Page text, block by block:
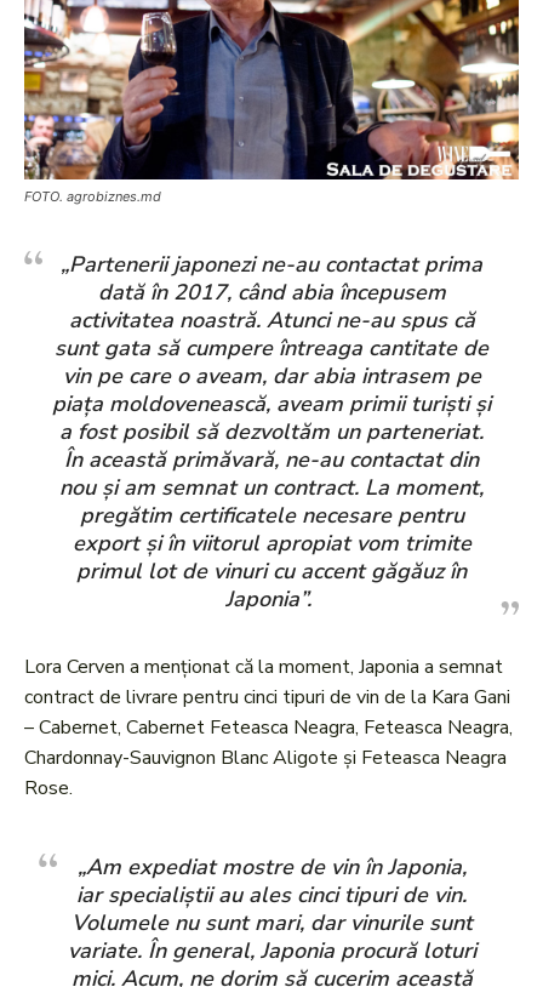
FOTO. agrobiznes.md
„Partenerii japonezi ne-au contactat prima
dată în 2017, când abia începusem
activitatea noastră. Atunci ne-au spus că
sunt gata să cumpere întreaga cantitate de
vin pe care o aveam, dar abia intrasem pe
piața moldovenească, aveam primii turiști și
a fost posibil să dezvoltăm un parteneriat.
În această primăvară, ne-au contactat din
nou și am semnat un contract. La moment,
pregătim certificatele necesare pentru
export și în viitorul apropiat vom trimite
primul lot de vinuri cu accent găgăuz în
Japonia”.
Lora Cerven a menționat că la moment, Japonia a semnat
contract de livrare pentru cinci tipuri de vin de la Kara Gani
– Cabernet, Cabernet Feteasca Neagra, Feteasca Neagra,
Chardonnay-Sauvignon Blanc Aligote și Feteasca Neagra
Rose.
„Am expediat mostre de vin în Japonia,
iar specialiștii au ales cinci tipuri de vin.
Volumele nu sunt mari, dar vinurile sunt
variate. În general, Japonia procură loturi
mici. Acum, ne dorim să cucerim această